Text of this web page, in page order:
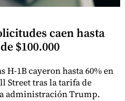
caen hasta
$100.000
H-1B cayeron hasta 60% en
Street tras la tarifa de
administración Trump.